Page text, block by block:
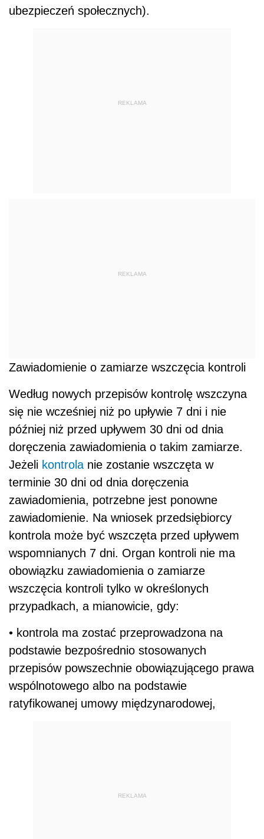
ubezpieczeń społecznych).
REKLAMA
REKLAMA
Zawiadomienie o zamiarze wszczęcia kontroli
Według nowych przepisów kontrolę wszczyna
się nie wcześniej niż po upływie 7 dni i nie
później niż przed upływem 30 dni od dnia
doręczenia zawiadomienia o takim zamiarze.
Jeżeli kontrola nie zostanie wszczęta w
terminie 30 dni od dnia doręczenia
zawiadomienia, potrzebne jest ponowne
zawiadomienie. Na wniosek przedsiębiorcy
kontrola może być wszczęta przed upływem
wspomnianych 7 dni. Organ kontroli nie ma
obowiązku zawiadomienia o zamiarze
wszczęcia kontroli tylko w określonych
przypadkach, a mianowicie, gdy:
• kontrola ma zostać przeprowadzona na
podstawie bezpośrednio stosowanych
przepisów powszechnie obowiązującego prawa
wspólnotowego albo na podstawie
ratyfikowanej umowy międzynarodowej,
REKLAMA